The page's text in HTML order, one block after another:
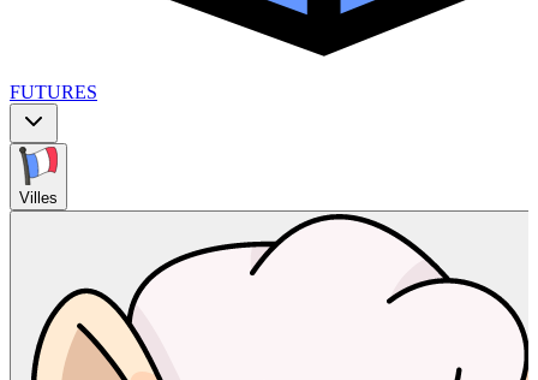
FUTURES
Villes